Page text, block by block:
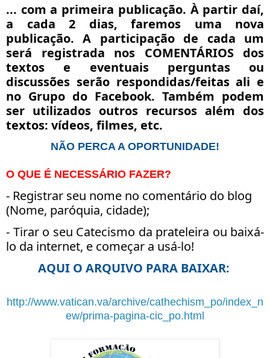
... com a primeira publicação. À partir daí,
a cada 2 dias, faremos uma nova
publicação. A participação de cada um
será registrada nos COMENTÁRIOS dos
textos e eventuais perguntas ou
discussões serão respondidas/feitas ali e
no Grupo do Facebook. Também podem
ser utilizados outros recursos além dos
textos: vídeos, filmes, etc.
NÃO PERCA A OPORTUNIDADE!
O QUE É NECESSÁRIO FAZER?
- Registrar seu nome no comentário do blog
(Nome, paróquia, cidade);
- Tirar o seu Catecismo da prateleira ou baixá-
lo da internet, e começar a usá-lo!
AQUI O ARQUIVO PARA BAIXAR:
http://www.vatican.va/archive/cathechism_po/index_n
ew/prima-pagina-cic_po.html